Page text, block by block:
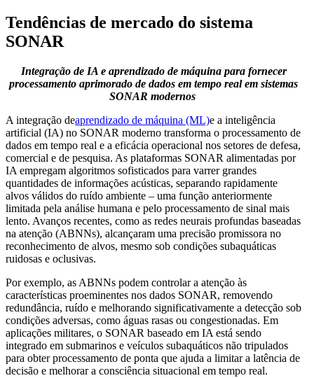
Tendências de mercado do sistema
SONAR
Integração de IA e aprendizado de máquina para fornecer
processamento aprimorado de dados em tempo real em sistemas
SONAR modernos
A integração deaprendizado de máquina (ML)e a inteligência
artificial (IA) no SONAR moderno transforma o processamento de
dados em tempo real e a eficácia operacional nos setores de defesa,
comercial e de pesquisa. As plataformas SONAR alimentadas por
IA empregam algoritmos sofisticados para varrer grandes
quantidades de informações acústicas, separando rapidamente
alvos válidos do ruído ambiente – uma função anteriormente
limitada pela análise humana e pelo processamento de sinal mais
lento. Avanços recentes, como as redes neurais profundas baseadas
na atenção (ABNNs), alcançaram uma precisão promissora no
reconhecimento de alvos, mesmo sob condições subaquáticas
ruidosas e oclusivas.
Por exemplo, as ABNNs podem controlar a atenção às
características proeminentes nos dados SONAR, removendo
redundância, ruído e melhorando significativamente a detecção sob
condições adversas, como águas rasas ou congestionadas. Em
aplicações militares, o SONAR baseado em IA está sendo
integrado em submarinos e veículos subaquáticos não tripulados
para obter processamento de ponta que ajuda a limitar a latência de
decisão e melhorar a consciência situacional em tempo real.